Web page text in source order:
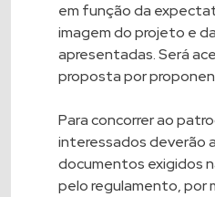
em função da
imagem do projeto e
apresentadas. Será
proposta por
Para concorrer ao
interessados deverão
documentos exigidos
pelo regulamento, por